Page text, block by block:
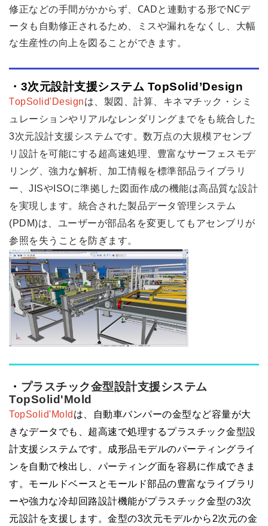
修正などの手間がかからず、CADと連動する形でNCデ
ータも自動修正されるため、ミスや漏れをなくし、大幅
な生産性の向上を図ることができます。
・3次元設計支援システム TopSolid ’Design
TopSolid'Designは、製図、計算、キネマチック・シミ
ュレーションやリアルなレンダリングまでをも統合した
3次元設計支援システムです。数万点の大規模アセンブ
リ設計を可能にする超高速処理、豊富なサーフェスモデ
リング、強力な解析、加工情報を標準部品ライブラリ
ー、 JISや ISOに準拠した図面作成の機能は高品質な設計
を実現します。統合された製品データ管理システム
(PDM)は、ユーザーが部品名を変更してもアセンブリが
参照を失うことを防ぎます。
・ プラスチック金型設計支援システム
TopSolid'Mold
TopSolid'Mold は、自動車バンパーの金型など容量が大
きなデータでも、超高速で処理するプラスチック金型設
計支援システムです。成形品モデルのパーティングライ
ンを自動で検出し、パーティング面を容易に作成できま
す。モールドベースとモールド部品の豊富なライブラリ
ーや強力な冷却回路設計機能がプラスチック金型の3次
元設計を支援します。金型の3次元モデルから 2次元の金